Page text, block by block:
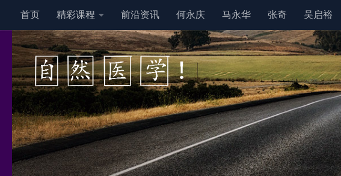
跳至内容
首页 精彩课程 前沿资讯 何永庆 马永华 张奇 吴启裕